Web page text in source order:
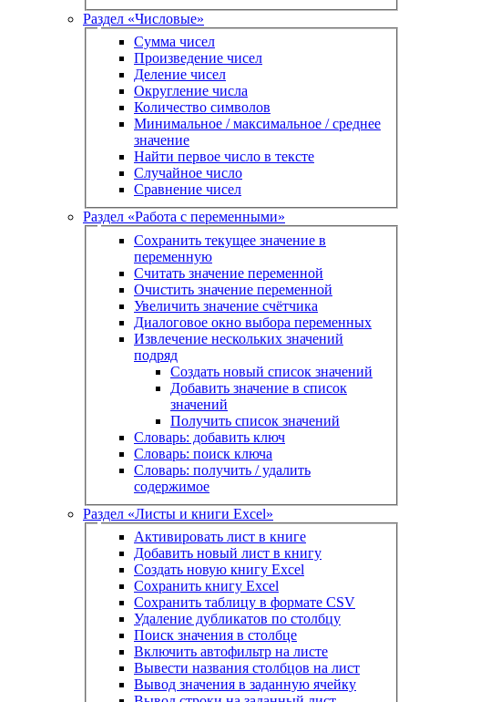
Раздел «Числовые»
Сумма чисел
Произведение чисел
Деление чисел
Округление числа
Количество символов
Минимальное / максимальное / среднее
значение
Найти первое число в тексте
Случайное число
Сравнение чисел
Раздел «Работа с переменными»
Сохранить текущее значение в
переменную
Считать значение переменной
Очистить значение переменной
Увеличить значение счётчика
Диалоговое окно выбора переменных
Извлечение нескольких значений
подряд
Создать новый список значений
Добавить значение в список
значений
Получить список значений
Словарь: добавить ключ
Словарь: поиск ключа
Словарь: получить / удалить
содержимое
Раздел «Листы и книги Excel»
Активировать лист в книге
Добавить новый лист в книгу
Создать новую книгу Excel
Сохранить книгу Excel
Сохранить таблицу в формате CSV
Удаление дубликатов по столбцу
Поиск значения в столбце
Включить автофильтр на листе
Вывести названия столбцов на лист
Вывод значения в заданную ячейку